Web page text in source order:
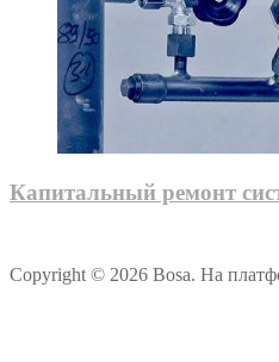
Капитальный ремонт
Copyright © 2026 Bosa. На